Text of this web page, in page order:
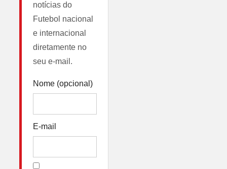
notícias do
Futebol nacional
e internacional
diretamente no
seu e-mail.
Nome (opcional)
E-mail